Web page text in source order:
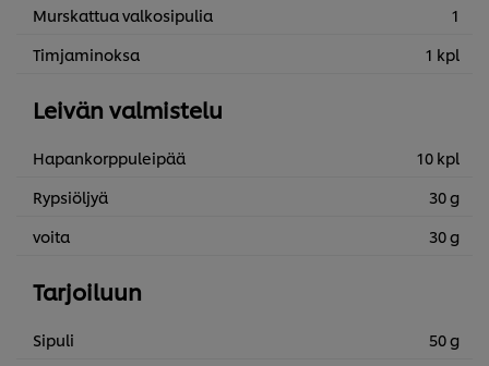
Murskattua valkosipulia
1
Timjaminoksa
1 kpl
Leivän valmistelu
Hapankorppuleipää
10 kpl
Rypsiöljyä
30 g
voita
30 g
Tarjoiluun
Sipuli
50 g